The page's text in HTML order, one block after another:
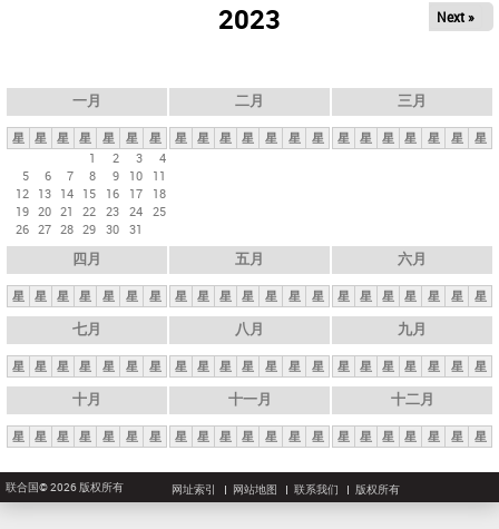
2023 Next »
一月
星 星 星 星 星 星
星
1
2 3
4
5
6 7 8 9 10
11
12 13 14 15 16 17
18
19 20 21 22 23 24 25
26 27 28 29 30 31
二月
星 星 星 星 星 星 星
三月
星 星 星 星 星 星 星
四月
星 星 星 星 星 星 星
五月
星 星 星 星 星 星 星
六月
星 星 星 星 星 星 星
七月
星 星 星 星 星 星 星
八月
星 星 星 星 星 星 星
九月
星 星 星 星 星 星 星
十月
星 星 星 星 星 星 星
十一月
星 星 星 星 星 星 星
十二月
星 星 星 星 星 星 星
联合国© 2026 版权所有 网址索引 网站地图 联系我们 版权所有